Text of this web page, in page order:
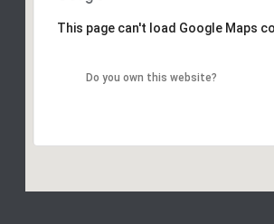
This page can't load Google Maps
Do you own this website?